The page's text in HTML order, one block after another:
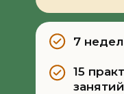
7
15